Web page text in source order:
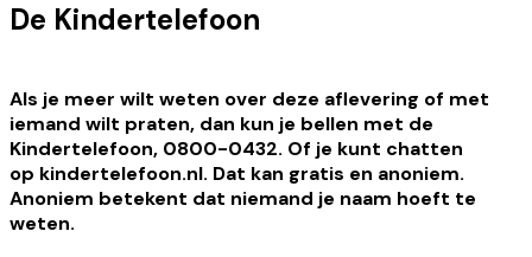
De Kindertelefoon
Als je meer wilt weten over deze aflevering of met
iemand wilt praten, dan kun je bellen met de
Kindertelefoon, 0800-0432. Of je kunt chatten
op kindertelefoon.nl. Dat kan gratis en anoniem.
Anoniem betekent dat niemand je naam hoeft te
weten.